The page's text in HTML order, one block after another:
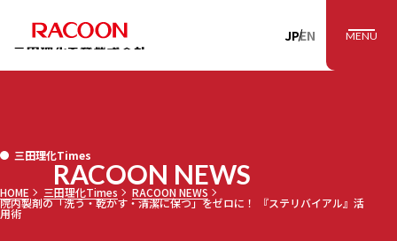
RACOON 三田理
JPEN MENU
三田理化Times
RACOON NEWS
HOME 三田理化Times RACOON NEWS
院内製剤の「洗う・乾かす・清潔に保つ」をゼロに！ 『ステリバイアル』活
用術